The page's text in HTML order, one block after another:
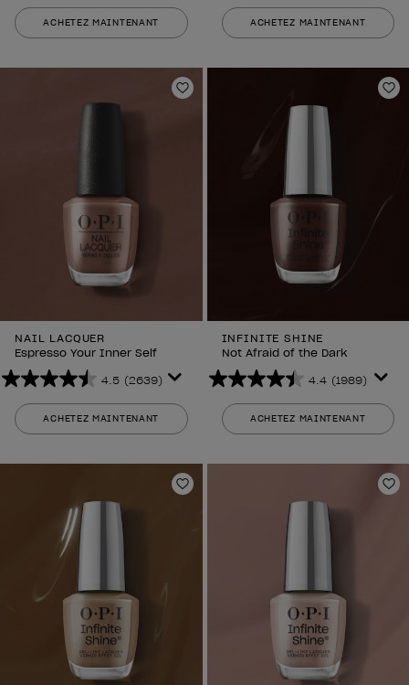
sur
5
378
ACHETEZ MAINTENANT
sur
5
378
ACHETEZ MAINTENANT
Ajouter aux favoris
NAIL LACQUER
Espresso Your Inner Self
4.5 (2639)
4.5
sur
5
2639
ACHETEZ MAINTENANT
INFINITE SHINE
Not Afraid of the Dark
4.4 (1989)
4.4
sur
5
1989
ACHETEZ MAINTENANT
Ajouter aux favoris